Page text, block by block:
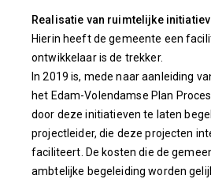
Realisatie van ruimtelijke
Hierin heeft de gemeente een
ontwikkelaar is de trekker.
In 2019 is, mede naar aanleiding
het Edam-Volendamse Plan
door deze initiatieven te laten
projectleider, die deze projecten
faciliteert. De kosten die de
ambtelijke begeleiding worden